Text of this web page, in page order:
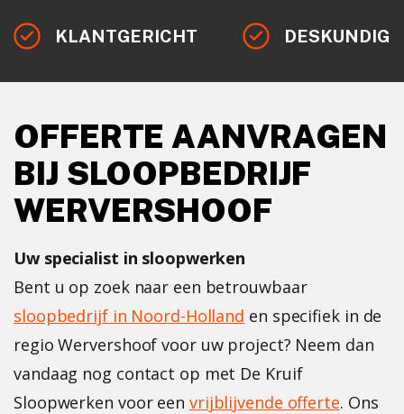
KLANTGERICHT DESKUNDIG
OFFERTE AANVRAGEN
BIJ SLOOPBEDRIJF
WERVERSHOOF
Uw specialist in sloopwerken
Bent u op zoek naar een betrouwbaar
sloopbedrijf in Noord-Holland en specifiek in de
regio Wervershoof voor uw project? Neem dan
vandaag nog contact op met De Kruif
Sloopwerken voor een vrijblijvende offerte. Ons